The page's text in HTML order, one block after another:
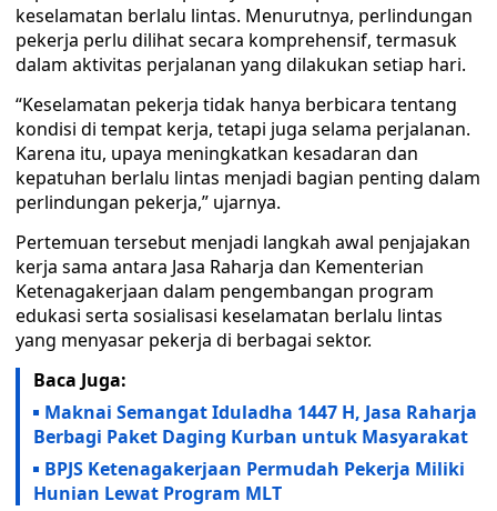
keselamatan berlalu lintas. Menurutnya, perlindungan
pekerja perlu dilihat secara komprehensif, termasuk
dalam aktivitas perjalanan yang dilakukan setiap hari.
“Keselamatan pekerja tidak hanya berbicara tentang
kondisi di tempat kerja, tetapi juga selama perjalanan.
Karena itu, upaya meningkatkan kesadaran dan
kepatuhan berlalu lintas menjadi bagian penting dalam
perlindungan pekerja,” ujarnya.
Pertemuan tersebut menjadi langkah awal penjajakan
kerja sama antara Jasa Raharja dan Kementerian
Ketenagakerjaan dalam pengembangan program
edukasi serta sosialisasi keselamatan berlalu lintas
yang menyasar pekerja di berbagai sektor.
Baca Juga:
Maknai Semangat Iduladha 1447 H, Jasa Raharja
Berbagi Paket Daging Kurban untuk Masyarakat
BPJS Ketenagakerjaan Permudah Pekerja Miliki
Hunian Lewat Program MLT